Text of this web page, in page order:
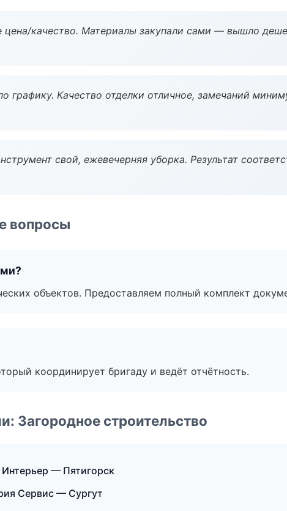
качество. Материалы закупали сами — вышло
графику. Качество отделки отличное, замечаний
свой, ежевечерняя уборка. Результат
вопросы
объектов. Предоставляем полный комплект
координирует бригаду и ведёт отчётность.
Загородное строительство
— Пятигорск
Сервис — Сургут